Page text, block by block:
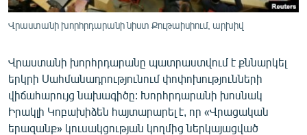
ԱՐԽԻՎ
ԲԱՆԱՎԵՃ
ՁԳՏԵԼՈՎ ԼԱՎԱԳՈՒՅՆԻՆ
ՓՈԴՔԱՍԹ
Վրաստանի խորհրդարանի նիստ Քութաիսիում, արխիվ
Վրաստանի խորհրդարանը պատրաստվում է քննարկել
երկրի Սահմանադրությունում փոփոխությունների
վիճահարույց նախագիծը: Խորհրդարանի խոսնակ
Իրակլի Կոբախիձեն հայտարարել է, որ «Վրացական
երազանք» կուսակցության կողմից ներկայացված